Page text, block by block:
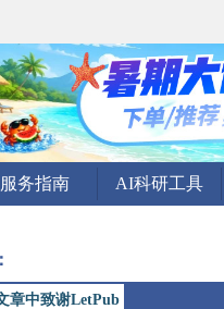
服务指南 AI科研工具
章中致谢LetPub